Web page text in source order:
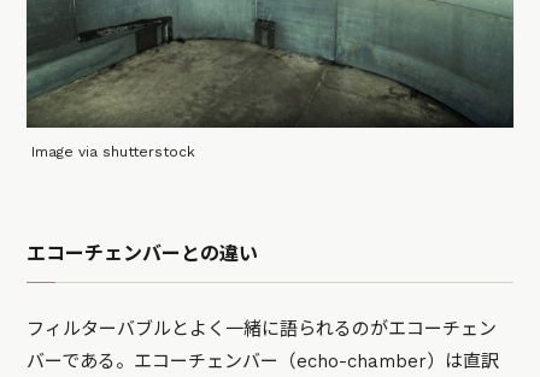
Image via shutterstock
エコーチェンバーとの違い
フィルターバブルとよく一緒に語られるのがエコーチェン
バーである。エコーチェンバー（echo-chamber）は直訳